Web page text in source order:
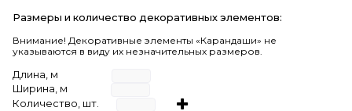
Размеры и количество декоративных элементов:
Внимание! Декоративные элементы «Карандаши» не
указываются в виду их незначительных размеров.
Длина, м
Ширина, м
Количество, шт.